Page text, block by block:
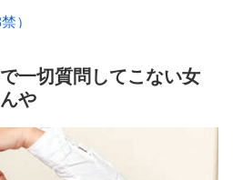
）
一切質問してこない女
や